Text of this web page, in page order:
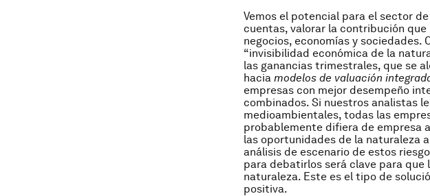
Vemos el potencial para el sector
cuentas, valorar la contribución
negocios, economías y sociedades.
“invisibilidad económica de la
las ganancias trimestrales, que se
hacia modelos de valuación
empresas con mejor desempeño
combinados. Si nuestros analistas
medioambientales, todas las
probablemente difiera de empresa
las oportunidades de la naturaleza
análisis de escenario de estos
para debatirlos será clave para que
naturaleza. Este es el tipo de
positiva.